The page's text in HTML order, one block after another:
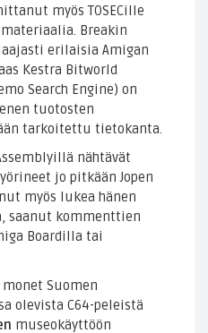
myös TOSECille
Breakin
erilaisia Amigan
Kestra Bitworld
Search Engine) on
tuotosten
tarkoitettu tietokanta.
nähtävät
jo pitkään Jopen
myös lukea hänen
saanut kommenttien
Boardilla tai
Suomen
olevista C64-peleistä
museokäyttöön